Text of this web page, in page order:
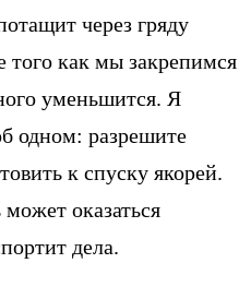
через гряду
того как мы закрепимся
уменьшится. Я
одном: разрешите
к спуску якорей.
оказаться
дела.